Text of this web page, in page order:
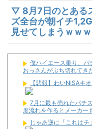
▽ 8月7日のとある
ズ全台が朝イチ
見せてしまうｗｗ
僕ハイエース乗り、パ
おっさんがぶち切れてき
【悲報】わいNISAキ
7月に最も売れたパチ
度流れを作るとメーカー
じゃあ逆に「これは